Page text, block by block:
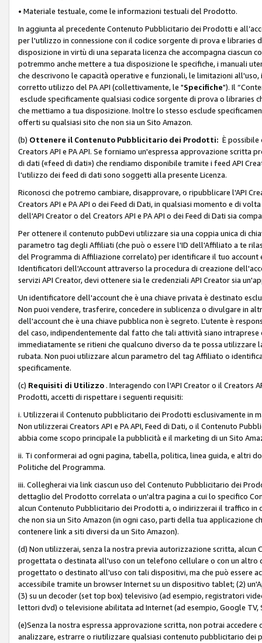
• Materiale testuale, come le informazioni testuali del Prodotto.
In aggiunta al precedente Contenuto Pubblicitario dei Prodotti e
per l'utilizzo in connessione con il codice sorgente di prova e libraries
disposizione in virtù di una separata licenza che accompagna ciascun
potremmo anche mettere a tua disposizione le specifiche, i manuali
che descrivono le capacità operative e funzionali, le limitazioni
corretto utilizzo del PA API (collettivamente, le "Specifiche"). Il
esclude specificamente qualsiasi codice sorgente di prova o libraries
che mettiamo a tua disposizione. Inoltre lo stesso esclude
offerti su qualsiasi sito che non sia un Sito Amazon.
(b) Ottenere il Contenuto Pubblicitario dei Prodotti: È
Creators API e PA API. Se forniamo un'espressa approvazione
di dati («feed di dati») che rendiamo disponibile tramite i feed API
l'utilizzo dei feed di dati sono soggetti alla presente Licenza.
Riconosci che potremo cambiare, disapprovare, o ripubblicare l'API
Creators API e PA API o dei Feed di Dati, in qualsiasi momento e di
dell'API Creator o del Creators API e PA API o dei Feed di Dati sia
Per ottenere il contenuto pubDevi utilizzare sia una coppia unica di
parametro tag degli Affiliati (che può o essere l'ID dell'Affiliato a te
del Programma di Affiliazione correlato) per identificare il tuo account
Identificatori dell'Account attraverso la procedura di creazione
servizi API Creator, devi ottenere sia le credenziali API Creator sia
Un identificatore dell'account che è una chiave privata è destinato
Non puoi vendere, trasferire, concedere in sublicenza o divulgare in
dell'account che è una chiave pubblica non è segreto. L'utente è
del caso, indipendentemente dal fatto che tali attività siano
immediatamente se ritieni che qualcuno diverso da te possa
rubata. Non puoi utilizzare alcun parametro del tag Affiliato o
specificamente.
(c) Requisiti di Utilizzo . Interagendo con l'API Creator o il Creators
Prodotti, accetti di rispettare i seguenti requisiti:
i. Utilizzerai il Contenuto pubblicitario dei Prodotti esclusivamente in
Non utilizzerai Creators API e PA API, Feed di Dati, o il Contenuto
abbia come scopo principale la pubblicità e il marketing di un Sito
ii. Ti conformerai ad ogni pagina, tabella, politica, linea guida, e altri
Politiche del Programma.
iii. Collegherai via link ciascun uso del Contenuto Pubblicitario dei
dettaglio del Prodotto correlata o un'altra pagina a cui lo specifico
alcun Contenuto Pubblicitario dei Prodotti a, o indirizzerai il traffico in
che non sia un Sito Amazon (in ogni caso, parti della tua
contenere link a siti diversi da un Sito Amazon).
(d) Non utilizzerai, senza la nostra previa autorizzazione scritta,
progettata o destinata all'uso con un telefono cellulare o con un
progettato o destinato all'uso con tali dispositivi, ma che può essere
accessibile tramite un browser Internet su un dispositivo tablet; (2)
(3) su un decoder (set top box) televisivo (ad esempio, registratori
lettori dvd) o televisione abilitata ad Internet (ad esempio, Google TV,
(e)Senza la nostra espressa approvazione scritta, non potrai
analizzare, estrarre o riutilizzare qualsiasi contenuto pubblicitario